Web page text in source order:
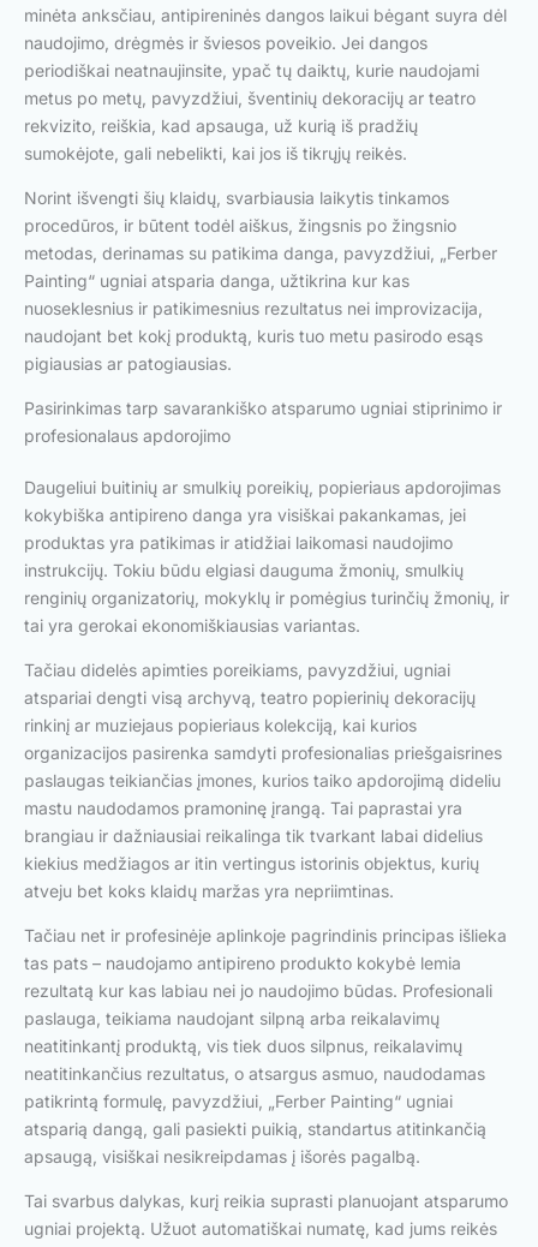
minėta anksčiau, antipireninės dangos laikui bėgant suyra dėl
naudojimo, drėgmės ir šviesos poveikio. Jei dangos
periodiškai neatnaujinsite, ypač tų daiktų, kurie naudojami
metus po metų, pavyzdžiui, šventinių dekoracijų ar teatro
rekvizito, reiškia, kad apsauga, už kurią iš pradžių
sumokėjote, gali nebelikti, kai jos iš tikrųjų reikės.
Norint išvengti šių klaidų, svarbiausia laikytis tinkamos
procedūros, ir būtent todėl aiškus, žingsnis po žingsnio
metodas, derinamas su patikima danga, pavyzdžiui, „Ferber
Painting“ ugniai atsparia danga, užtikrina kur kas
nuoseklesnius ir patikimesnius rezultatus nei improvizacija,
naudojant bet kokį produktą, kuris tuo metu pasirodo esąs
pigiausias ar patogiausias.
Pasirinkimas tarp savarankiško atsparumo ugniai stiprinimo ir
profesionalaus apdorojimo
Daugeliui buitinių ar smulkių poreikių, popieriaus apdorojimas
kokybiška antipireno danga yra visiškai pakankamas, jei
produktas yra patikimas ir atidžiai laikomasi naudojimo
instrukcijų. Tokiu būdu elgiasi dauguma žmonių, smulkių
renginių organizatorių, mokyklų ir pomėgius turinčių žmonių, ir
tai yra gerokai ekonomiškiausias variantas.
Tačiau didelės apimties poreikiams, pavyzdžiui, ugniai
atspariai dengti visą archyvą, teatro popierinių dekoracijų
rinkinį ar muziejaus popieriaus kolekciją, kai kurios
organizacijos pasirenka samdyti profesionalias priešgaisrines
paslaugas teikiančias įmones, kurios taiko apdorojimą dideliu
mastu naudodamos pramoninę įrangą. Tai paprastai yra
brangiau ir dažniausiai reikalinga tik tvarkant labai didelius
kiekius medžiagos ar itin vertingus istorinis objektus, kurių
atveju bet koks klaidų maržas yra nepriimtinas.
Tačiau net ir profesinėje aplinkoje pagrindinis principas išlieka
tas pats – naudojamo antipireno produkto kokybė lemia
rezultatą kur kas labiau nei jo naudojimo būdas. Profesionali
paslauga, teikiama naudojant silpną arba reikalavimų
neatitinkantį produktą, vis tiek duos silpnus, reikalavimų
neatitinkančius rezultatus, o atsargus asmuo, naudodamas
patikrintą formulę, pavyzdžiui, „Ferber Painting“ ugniai
atsparią dangą, gali pasiekti puikią, standartus atitinkančią
apsaugą, visiškai nesikreipdamas į išorės pagalbą.
Tai svarbus dalykas, kurį reikia suprasti planuojant atsparumo
ugniai projektą. Užuot automatiškai numatę, kad jums reikės